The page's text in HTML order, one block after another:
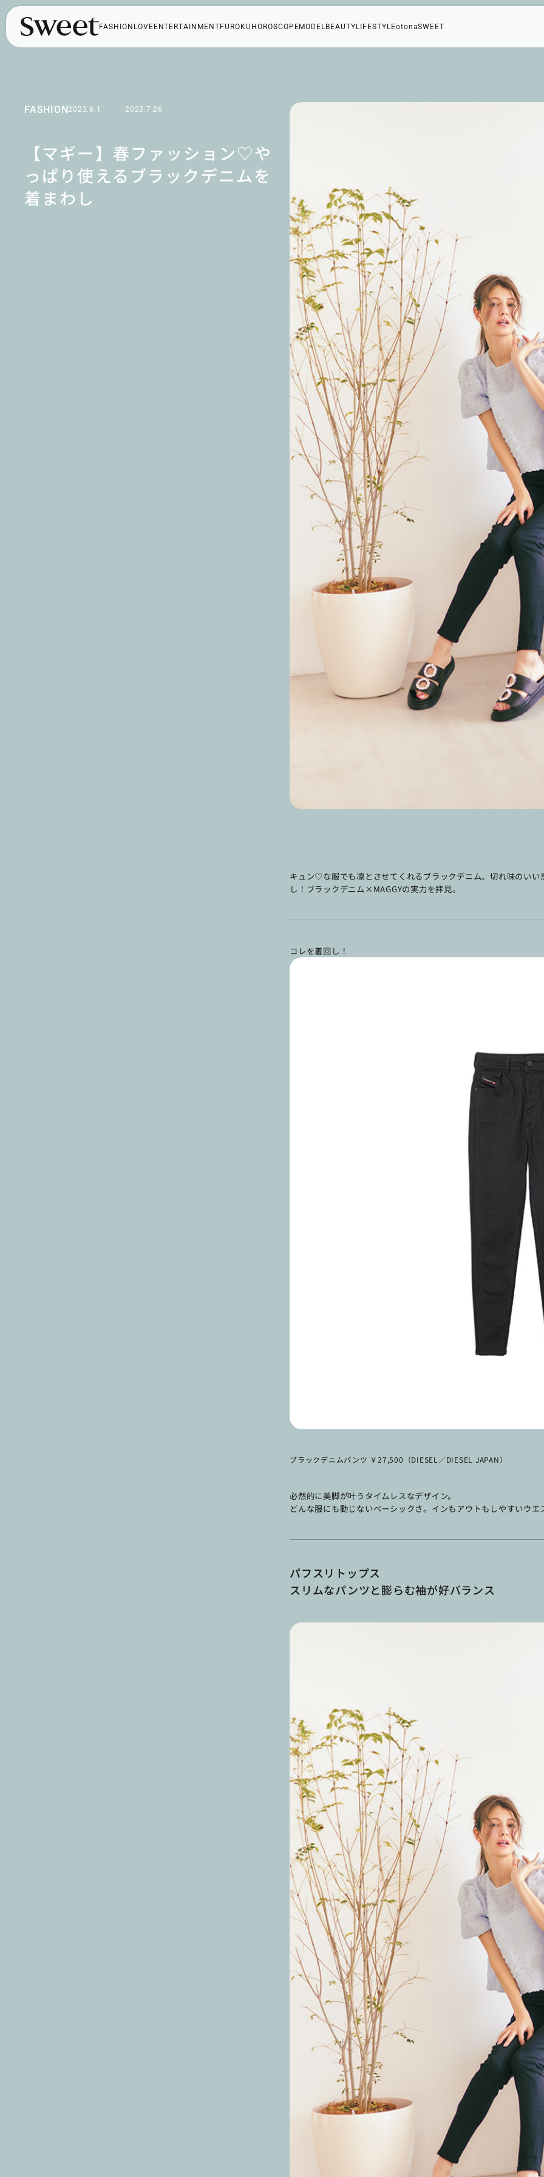
FASHION LOVE ENTERTAINMENT FUROKU HOROSCOPEMODELBEAUTY LIFESTYLEotonaSWEET
FASHION2023.6.1 2023.7.26
【マギー】春ファッション♡や
っぱり使えるブラックデニムを
着まわし
キュン♡な服でも凛とさせてくれるブラックデニム。切れ味のい
し！ブラックデニム×MAGGYの実力を拝見。
コレを着回し！
ブラックデニムパンツ ￥27,500（DIESEL／DIESEL JAPAN）
必然的に美脚が叶うタイムレスなデザイン。
どんな服にも動じないベーシックさ。インもアウトもしやすいウエ
パフスリトップス
スリムなパンツと膨らむ袖が好バランス